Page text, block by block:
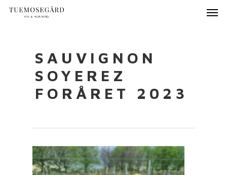
SAUVIGNON
SOYEREZ
FORÅRET 2023